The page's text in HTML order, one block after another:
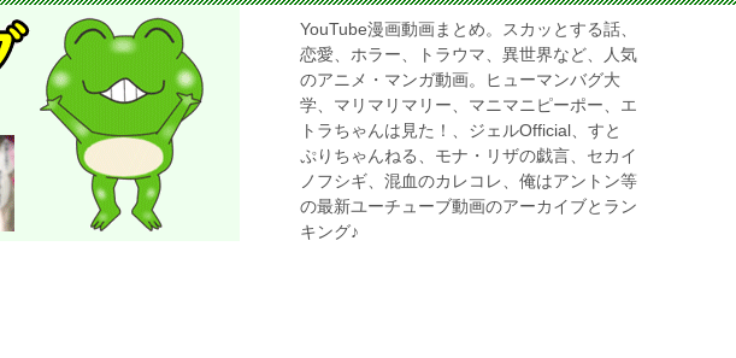
YouTube漫画動画まとめ。スカッとする話、
恋愛、ホラー、トラウマ、異世界など、人気
のアニメ・マンガ動画。ヒューマンバグ大
学、マリマリマリー、マニマニピーポー、エ
トラちゃんは見た！、ジェルOfficial、すと
ぷりちゃんねる、モナ・リザの戯言、セカイ
ノフシギ、混血のカレコレ、俺はアントン等
の最新ユーチューブ動画のアーカイブとラン
キング♪